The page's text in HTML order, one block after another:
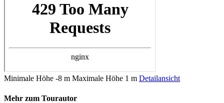
Minimale Höhe -8 m Maximale Höhe 1 m Detailansicht
Mehr zum Tourautor